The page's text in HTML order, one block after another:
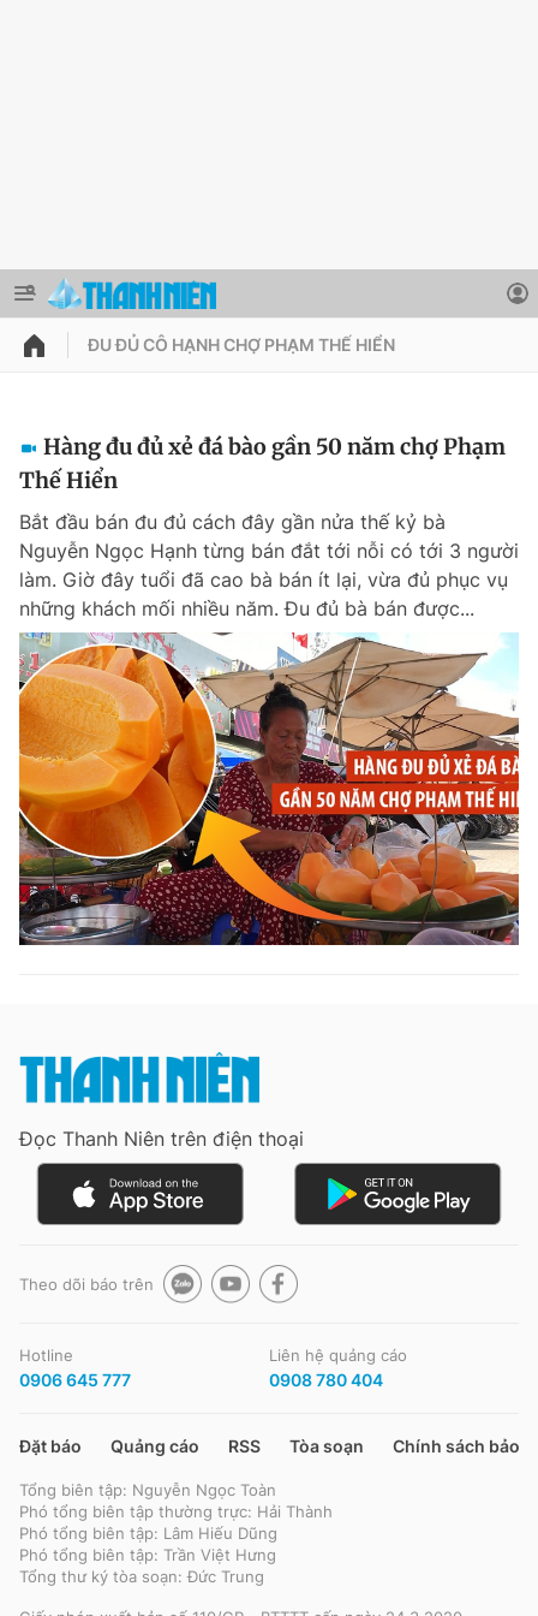
QUẢNG CÁO
Chuyên mục khác
Chào ngày mới Tin 24h
Tin thị trường Tin 360
Video Magazine
Sản phẩm khác
Tiện ích Bạn cần biết
Đọc Thanh Niên trên điện thoại
Hotline Liên hệ quảng cáo
Tổng biên tập: Nguyễn Ngọc Toàn
Phó tổng biên tập thường trực: Hải Thành
Phó tổng biên tập: Lâm Hiếu Dũng
Phó tổng biên tập: Trần Việt Hưng
Thông tin tài khoản
Đổi mật khẩu
Tin đã lưu
Tin đã xem
Đăng xuất
ĐU ĐỦ CÔ HẠNH CHỢ PHẠM THẾ HIỂN
Hàng đu đủ xẻ đá bào gần 50 năm chợ Phạm
Thế Hiển
Bắt đầu bán đu đủ cách đây gần nửa thế kỷ bà
Nguyễn Ngọc Hạnh từng bán đắt tới nỗi có tới 3 người
làm. Giờ đây tuổi đã cao bà bán ít lại, vừa đủ phục vụ
những khách mối nhiều năm. Đu đủ bà bán được...
Đọc Thanh Niên trên điện thoại
Theo dõi báo trên
Hotline
0906 645 777
Liên hệ quảng cáo
0908 780 404
Đặt báo Quảng cáo RSS Tòa soạn Chính sách bảo
Tổng biên tập: Nguyễn Ngọc Toàn
Phó tổng biên tập thường trực: Hải Thành
Phó tổng biên tập: Lâm Hiếu Dũng
Phó tổng biên tập: Trần Việt Hưng
Tổng thư ký tòa soạn: Đức Trung